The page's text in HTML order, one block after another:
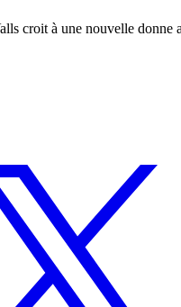
croit à une nouvelle donne